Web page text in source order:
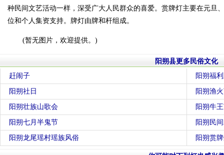
种民间文艺活动一样，深受广大人民群众的喜爱。赏牌灯主要在元旦
位和个人集资支持。牌灯由牌和杆组成。
(暂无图片，欢迎提供。)
阳朔县更多民俗文化
赶闹子
阳朔福
阳朔社日 阳朔渔
阳朔壮族山歌会 阳朔牛
阳朔七月半鬼节 阳朔民
阳朔龙尾瑶村瑶族风俗 阳朔赏